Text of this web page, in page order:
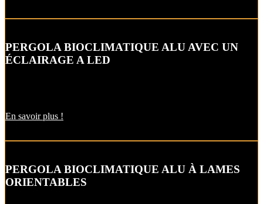
PERGOLA BIOCLIMATIQUE ALU AVEC UN
ÉCLAIRAGE A LED
En savoir plus !
PERGOLA BIOCLIMATIQUE ALU À LAMES
ORIENTABLES